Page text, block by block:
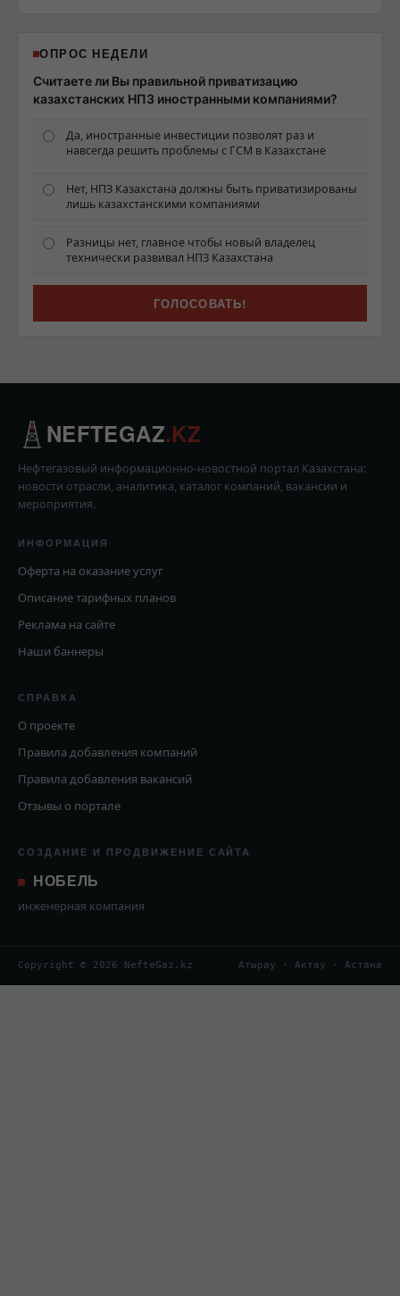
ОПРОС НЕДЕЛИ
Считаете ли Вы правильной приватизацию
казахстанских НПЗ иностранными компаниями?
Да, иностранные инвестиции позволят раз и
навсегда решить проблемы с ГСМ в Казахстане
Нет, НПЗ Казахстана должны быть приватизированы
лишь казахстанскими компаниями
Разницы нет, главное чтобы новый владелец
технически развивал НПЗ Казахстана
NEFTEGAZ.KZ
Нефтегазовый информационно-новостной портал Казахстана:
новости отрасли, аналитика, каталог компаний, вакансии и
мероприятия.
ИНФОРМАЦИЯ
Оферта на оказание услуг
Описание тарифных планов
Реклама на сайте
Наши баннеры
СПРАВКА
О проекте
Правила добавления компаний
Правила добавления вакансий
Отзывы о портале
СОЗДАНИЕ И ПРОДВИЖЕНИЕ САЙТА
НОБЕЛЬ
инженерная компания
Copyright © 2026 NefteGaz.kz Атырау · Актау · Астана